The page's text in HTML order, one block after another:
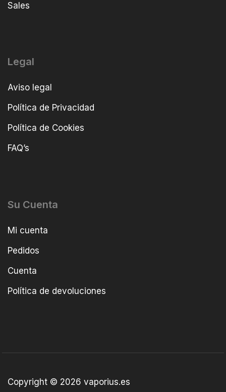
Sales
Legal
Aviso legal
Política de Privacidad
Política de Cookies
FAQ’s
Su Cuenta
Mi cuenta
Pedidos
Cuenta
Política de devoluciones
Copyright © 2026 vaporius.es